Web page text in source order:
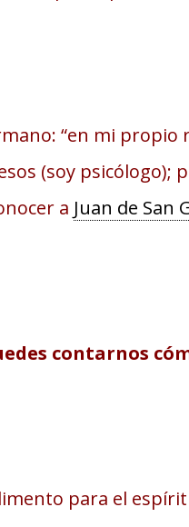
“en mi propio
(soy psicólogo);
a Juan de San
contarnos
para el